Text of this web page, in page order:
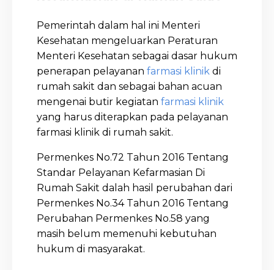
Pemerintah dalam hal ini Menteri
Kesehatan mengeluarkan Peraturan
Menteri Kesehatan sebagai dasar hukum
penerapan pelayanan farmasi klinik di
rumah sakit dan sebagai bahan acuan
mengenai butir kegiatan farmasi klinik
yang harus diterapkan pada pelayanan
farmasi klinik di rumah sakit.
Permenkes No.72 Tahun 2016 Tentang
Standar Pelayanan Kefarmasian Di
Rumah Sakit dalah hasil perubahan dari
Permenkes No.34 Tahun 2016 Tentang
Perubahan Permenkes No.58 yang
masih belum memenuhi kebutuhan
hukum di masyarakat.